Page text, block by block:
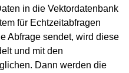
in die Vektordatenbank
für Echtzeitabfragen
Abfrage sendet, wird diese
und mit den
Dann werden die